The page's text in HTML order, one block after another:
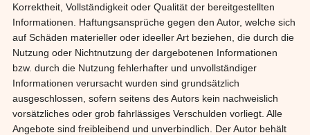
Korrektheit, Vollständigkeit oder Qualität der bereitgestellten
Informationen. Haftungsansprüche gegen den Autor, welche sich
auf Schäden materieller oder ideeller Art beziehen, die durch die
Nutzung oder Nichtnutzung der dargebotenen Informationen
bzw. durch die Nutzung fehlerhafter und unvollständiger
Informationen verursacht wurden sind grundsätzlich
ausgeschlossen, sofern seitens des Autors kein nachweislich
vorsätzliches oder grob fahrlässiges Verschulden vorliegt. Alle
Angebote sind freibleibend und unverbindlich. Der Autor behält